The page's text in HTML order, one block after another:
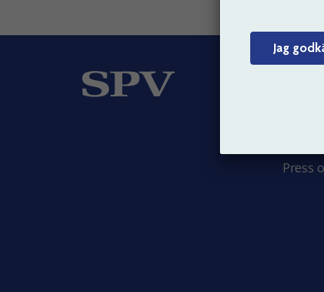
Jag
Press